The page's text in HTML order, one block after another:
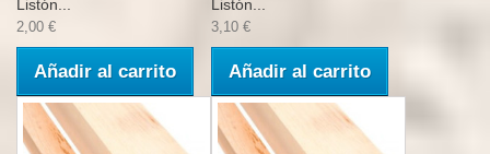
Listón...
2,00 €
Añadir al carrito
Listón...
3,10 €
Añadir al carrito